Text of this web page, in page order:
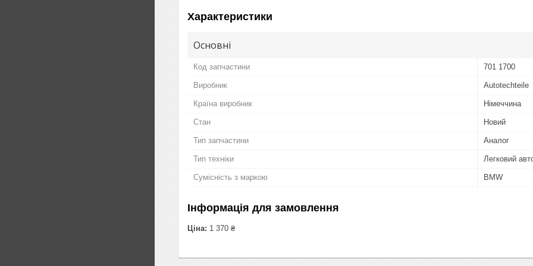
Характеристики
Основні
Код запчастини 701 1700
Виробник Autotechteile
Країна виробник Німеччина
Стан Новий
Тип запчастини Аналог
Тип техніки Легковий
Сумісність з маркою BMW
Інформація для замовлення
Ціна: 1 370 ₴